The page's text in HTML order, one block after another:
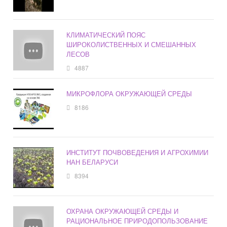
КЛИМАТИЧЕСКИЙ ПОЯС
ШИРОКОЛИСТВЕННЫХ И СМЕШАННЫХ
ЛЕСОВ
4887
МИКРОФЛОРА ОКРУЖАЮЩЕЙ СРЕДЫ
8186
ИНСТИТУТ ПОЧВОВЕДЕНИЯ И АГРОХИМИИ
НАН БЕЛАРУСИ
8394
ОХРАНА ОКРУЖАЮЩЕЙ СРЕДЫ И
РАЦИОНАЛЬНОЕ ПРИРОДОПОЛЬЗОВАНИЕ